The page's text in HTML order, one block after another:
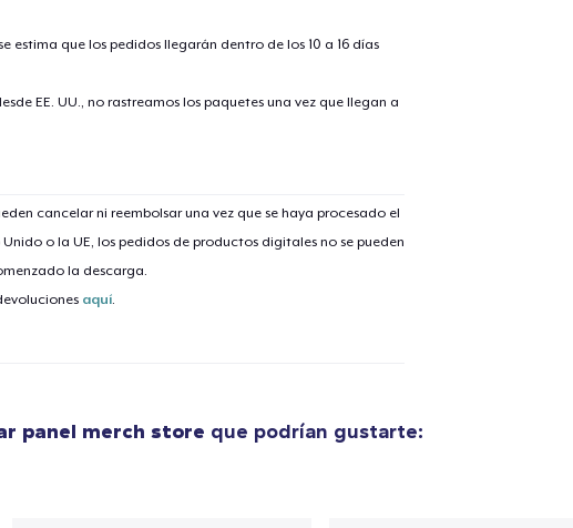
estima que los pedidos llegarán dentro de los 10 a 16 días
EE. UU., no rastreamos los paquetes una vez que llegan a
cancelar ni reembolsar una vez que se haya procesado el
o la UE, los pedidos de productos digitales no se pueden
la descarga.
aquí.
panel merch store que podrían gustarte:
1artículo añadido al carrito